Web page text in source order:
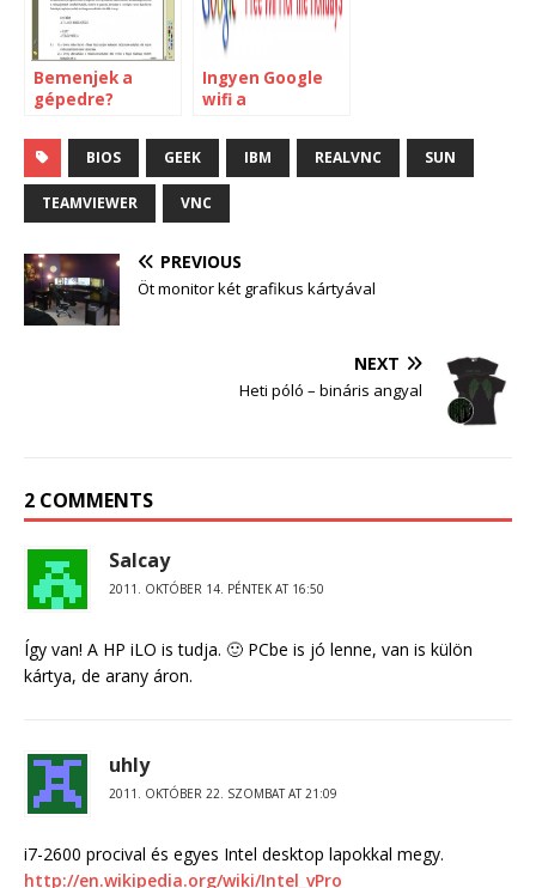
Bemenjek a
gépedre?
Ingyen Google
wifi a
BIOS GEEK IBM REALVNC SUN
TEAMVIEWER VNC
PREVIOUS
Öt monitor két grafikus kártyával
NEXT
Heti póló – bináris angyal
2 COMMENTS
Salcay
2011. OKTÓBER 14. PÉNTEK AT 16:50
Így van! A HP iLO is tudja. 🙂 PCbe is jó lenne, van is külön
kártya, de arany áron.
uhly
2011. OKTÓBER 22. SZOMBAT AT 21:09
i7-2600 procival és egyes Intel desktop lapokkal megy.
http://en.wikipedia.org/wiki/Intel_vPro